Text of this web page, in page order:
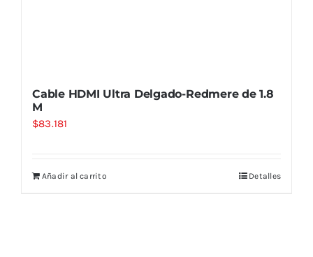
Cable HDMI Ultra Delgado-Redmere de 1.8
M
$83.181
Añadir al carrito Detalles